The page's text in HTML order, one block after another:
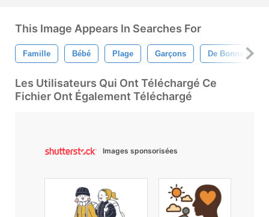
This Image Appears In Searches For
Famille Bébé Plage Garçons De Bonne
Les Utilisateurs Qui Ont Téléchargé Ce
Fichier Ont Également Téléchargé
Images sponsorisées